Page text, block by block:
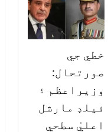
خطي جي
صورتحال:
وزيراعظم ۽
فيلڊ مارشل
اعليٰ سطحي